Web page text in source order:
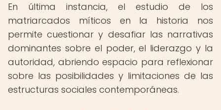
En última instancia, el estudio de los
matriarcados míticos en la historia nos
permite cuestionar y desafiar las narrativas
dominantes sobre el poder, el liderazgo y la
autoridad, abriendo espacio para reflexionar
sobre las posibilidades y limitaciones de las
estructuras sociales contemporáneas.